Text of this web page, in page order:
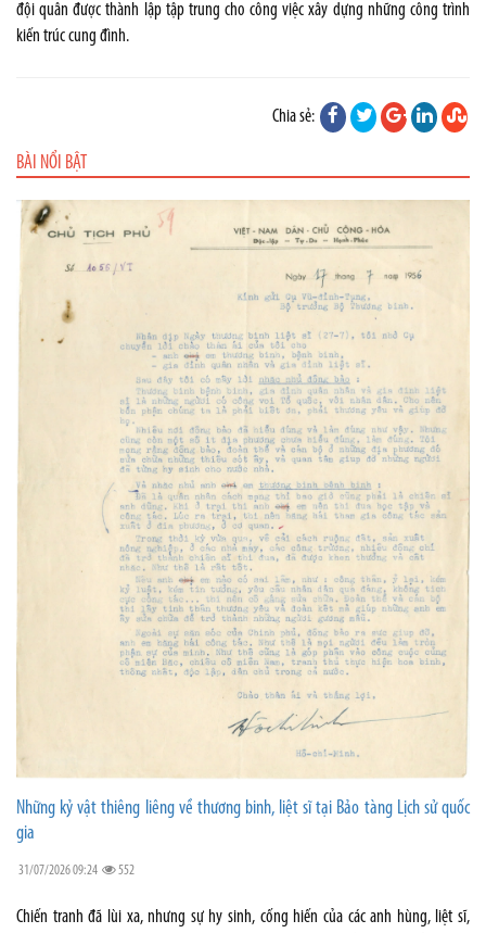
đội quân được thành lập tập trung cho công việc xây dựng những công trình
kiến trúc cung đình.
Chia sẻ:
BÀI NỔI BẬT
Những kỷ vật thiêng liêng về thương binh, liệt sĩ tại Bảo tàng Lịch sử quốc
gia
31/07/2026 09:24 552
Chiến tranh đã lùi xa, nhưng sự hy sinh, cống hiến của các anh hùng, liệt sĩ,